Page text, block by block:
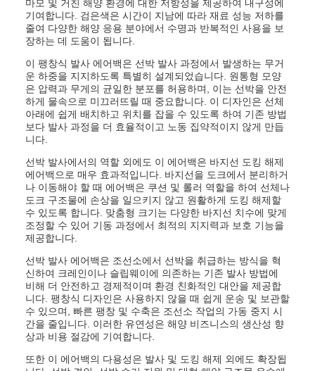
마모 및 거친 해양 환경에 대한 저항성을 제공하여 내구성에
기여합니다. 검은색은 시간이 지남에 따라 재료 성능 저하를
줄여 다양한 해양 응용 분야에서 수명과 반복적인 사용을 보
장하는 데 도움이 됩니다.
이 팽창식 발사 에어백은 선박 발사 과정에서 발생하는 무거
운 하중을 지지하도록 특별히 설계되었습니다. 원통형 모양
은 압력과 무게의 균일한 분포를 허용하며, 이는 선박을 안전
하게 물속으로 미끄러뜨릴 때 중요합니다. 이 디자인은 선체
아래에 쉽게 배치하고 위치를 잡을 수 있도록 하여 기존 방법
보다 발사 과정을 더 효율적이고 노동 집약적이지 않게 만듭
니다.
선박 발사에서의 역할 외에도 이 에어백은 바지선 도킹 해제
에어백으로 매우 효과적입니다. 바지선을 도크에서 분리하거
나 이동해야 할 때 에어백은 쿠션 및 롤러 역할을 하여 선체나
도크 구조물에 손상을 일으키지 않고 원활하게 도킹 해제할
수 있도록 합니다. 맞춤형 크기는 다양한 바지선 치수에 맞게
조정할 수 있어 기동 과정에서 최적의 지지력과 보호 기능을
제공합니다.
선박 발사 에어백은 조선소에서 선박을 취급하는 방식을 혁
신하여 크레인이나 슬립웨이에 의존하는 기존 발사 방법에
비해 더 안전하고 경제적이며 환경 친화적인 대안을 제공합
니다. 팽창식 디자인은 사용하지 않을 때 쉽게 운송 및 보관할
수 있으며, 빠른 팽창 및 수축은 조선소 작업의 가동 중지 시
간을 줄입니다. 이러한 유연성은 해양 비즈니스의 생산성 향
상과 비용 절감에 기여합니다.
또한 이 에어백의 다용성은 발사 및 도킹 해제 외에도 확장됩